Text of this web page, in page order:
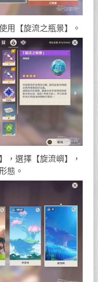
用【旋流之瓶景】。
，選擇【旋流嶼】，
態。